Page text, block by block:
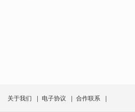
关于我们 | 电子协议 | 合作联系 |